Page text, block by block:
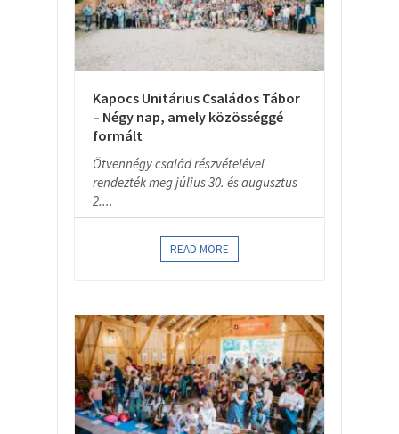
Kapocs Unitárius Családos Tábor
– Négy nap, amely közösséggé
formált
Ötvennégy család részvételével
rendezték meg július 30. és augusztus
2....
READ MORE